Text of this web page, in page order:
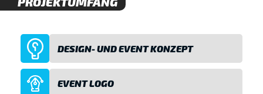
DESIGN- UND EVENT KONZEPT
EVENT LOGO